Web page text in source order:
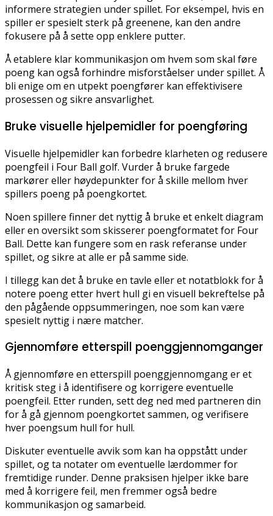
informere strategien under spillet. For eksempel, hvis en
spiller er spesielt sterk på greenene, kan den andre
fokusere på å sette opp enklere putter.
Å etablere klar kommunikasjon om hvem som skal føre
poeng kan også forhindre misforståelser under spillet. Å
bli enige om en utpekt poengfører kan effektivisere
prosessen og sikre ansvarlighet.
Bruke visuelle hjelpemidler for poengføring
Visuelle hjelpemidler kan forbedre klarheten og redusere
poengfeil i Four Ball golf. Vurder å bruke fargede
markører eller høydepunkter for å skille mellom hver
spillers poeng på poengkortet.
Noen spillere finner det nyttig å bruke et enkelt diagram
eller en oversikt som skisserer poengformatet for Four
Ball. Dette kan fungere som en rask referanse under
spillet, og sikre at alle er på samme side.
I tillegg kan det å bruke en tavle eller et notatblokk for å
notere poeng etter hvert hull gi en visuell bekreftelse på
den pågående oppsummeringen, noe som kan være
spesielt nyttig i nære matcher.
Gjennomføre etterspill poenggjennomganger
Å gjennomføre en etterspill poenggjennomgang er et
kritisk steg i å identifisere og korrigere eventuelle
poengfeil. Etter runden, sett deg ned med partneren din
for å gå gjennom poengkortet sammen, og verifisere
hver poengsum hull for hull.
Diskuter eventuelle avvik som kan ha oppstått under
spillet, og ta notater om eventuelle lærdommer for
fremtidige runder. Denne praksisen hjelper ikke bare
med å korrigere feil, men fremmer også bedre
kommunikasjon og samarbeid.